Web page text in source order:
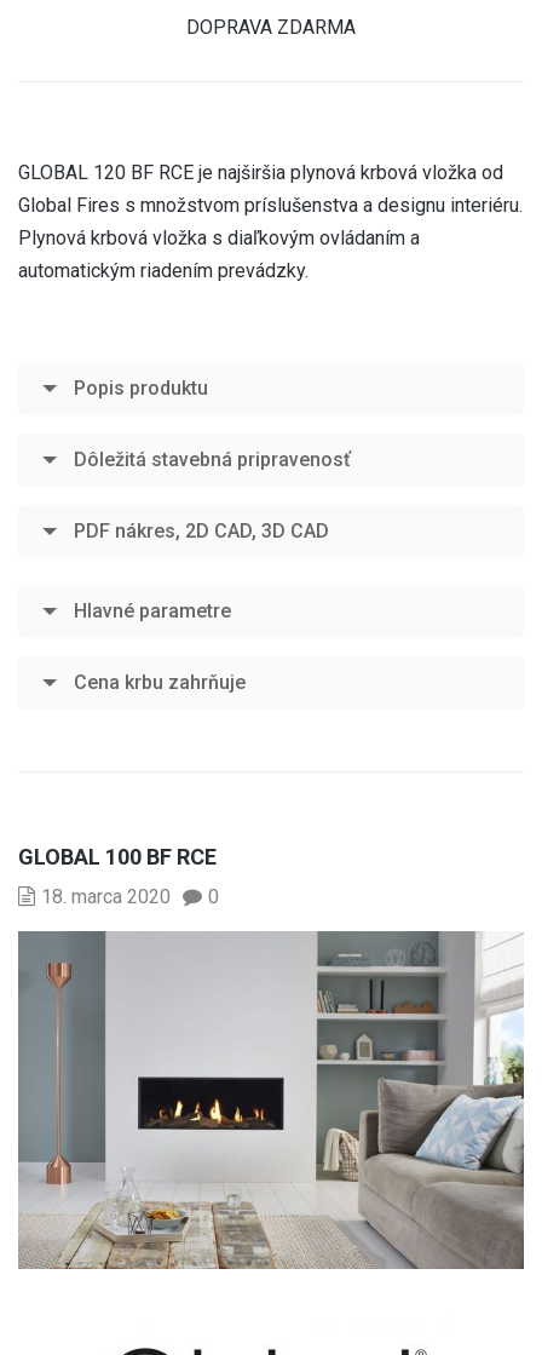
DOPRAVA ZDARMA
GLOBAL 120 BF RCE je najširšia plynová krbová vložka od
Global Fires s množstvom príslušenstva a designu interiéru.
Plynová krbová vložka s diaľkovým ovládaním a
automatickým riadením prevádzky.
Popis produktu
Dôležitá stavebná pripravenosť
PDF nákres, 2D CAD, 3D CAD
Hlavné parametre
Cena krbu zahrňuje
GLOBAL 100 BF RCE
18. marca 2020 0